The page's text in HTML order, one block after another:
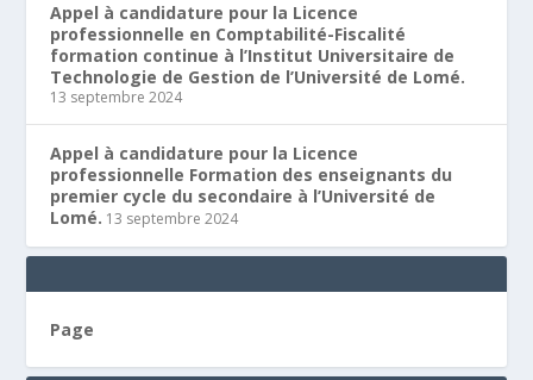
Appel à candidature pour la Licence
professionnelle en Comptabilité-Fiscalité
formation continue à l’Institut Universitaire de
Technologie de Gestion de l’Université de Lomé.
13 septembre 2024
Appel à candidature pour la Licence
professionnelle Formation des enseignants du
premier cycle du secondaire à l’Université de
Lomé. 13 septembre 2024
Page